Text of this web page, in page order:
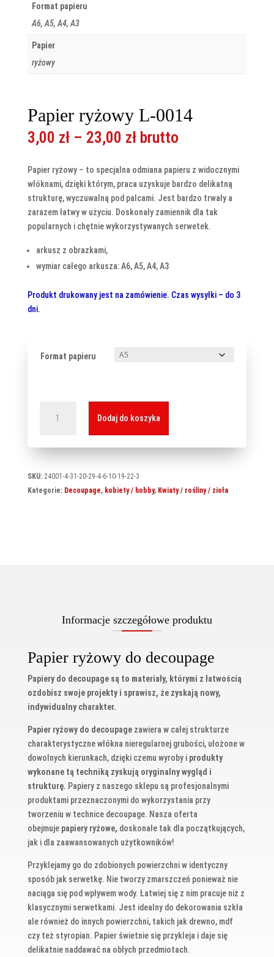
Format papieru
A6, A5, A4, A3
Papier
ryżowy
Papier ryżowy L-0014
3,00 zł – 23,00 złZakres
od
3,00 zł
do
23,00 zł
brutto
Papier ryżowy – to specjalna odmiana papieru z widocznymi
włóknami, dzięki którym, praca uzyskuje bardzo delikatną
strukturę, wyczuwalną pod palcami. Jest bardzo trwały a
zarazem łatwy w użyciu. Doskonały zamiennik dla tak
popularnych i chętnie wykorzystywanych serwetek.
arkusz z obrazkami,
wymiar całego arkusza: A6, A5, A4, A3
Produkt drukowany jest na zamówienie. Czas wysyłki – do 3
dni.
Format papieru
Papier
L-
Dodaj do koszyka
SKU: 24001-4-31-20-29-4-6-10-19-22-3
Kategorie: Decoupage, kobiety / hobby, Kwiaty / rośliny / zioła
Informacje szczegółowe produktu
Papier ryżowy do decoupage
Papiery do decoupage są to materiały, którymi z łatwością
ozdobisz swoje projekty i sprawisz, że zyskają nowy,
indywidualny charakter.
Papier ryżowy do decoupage zawiera w całej strukturze
charakterystyczne włókna nieregularnej grubości, ułożone w
dowolnych kierunkach, dzięki czemu wyroby iprodukty
wykonane tą techniką zyskują oryginalny wygląd i
strukturę. Papiery z naszego sklepu są profesjonalnymi
produktami przeznaczonymi do wykorzystania przy
tworzeniu w technice decoupage. Nasza oferta
obejmuje papiery ryżowe, doskonałe tak dla początkujących,
jak i dla zaawansowanych użytkowników!
Przyklejamy go do zdobionych powierzchni w identyczny
sposób jak serwetkę. Nie tworzy zmarszczeń ponieważ nie
naciąga się pod wpływem wody. Łatwiej się z nim pracuje niż z
klasycznymi serwetkami. Jest idealny do dekorowania szkła
ale również do innych powierzchni, takich jak drewno, mdf
czy też styropian. Papier świetnie się przykleja i daje się
delikatnie naddawać na obłych przedmiotach.